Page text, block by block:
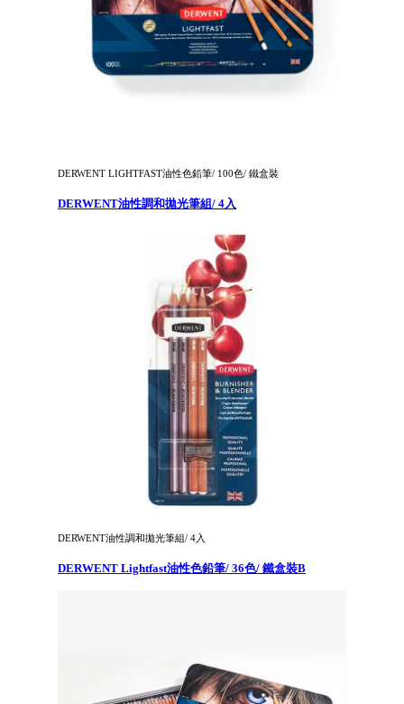
DERWENT LIGHTFAST油性色鉛筆/ 100色/ 鐵盒裝
DERWENT油性調和拋光筆組/ 4入
DERWENT油性調和拋光筆組/ 4入
DERWENT Lightfast油性色鉛筆/ 36色/ 鐵盒裝B